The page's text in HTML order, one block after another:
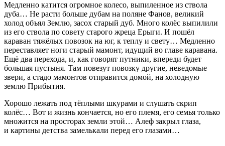
Медленно катится огромное колесо, выпиленное из ствола
дуба… Не расти больше дубам на поляне Фанов, великий
холод объял Землю, засох старый дуб. Много колёс выпилили
из его ствола по совету старого жреца Ерыги. И пошёл
караван тяжёлых повозок на юг, к теплу и свету… Медленно
переставляет ноги старый мамонт, идущий во главе каравана.
Ещё два перехода, и, как говорят путники, впереди будет
большая пустыня. Там повезут повозку другие, неведомые
звери, а стадо мамонтов отправится домой, на холодную
землю Прибытия.
Хорошо лежать под тёплыми шкурами и слушать скрип
колёс… Вот и жизнь кончается, но его племя, его семья только
множится на просторах земли этой… Алеф закрыл глаза,
и картины детства замелькали перед его глазами…